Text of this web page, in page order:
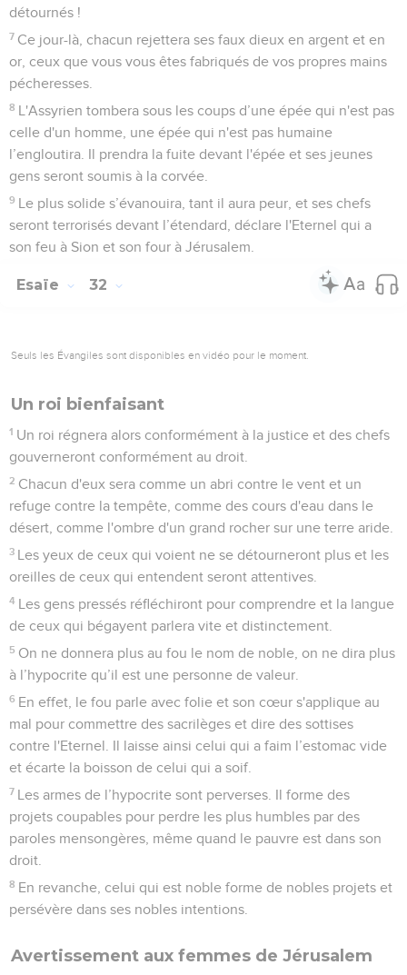
détournés !
7 Ce jour-là, chacun rejettera ses faux dieux en argent et en
or, ceux que vous vous êtes fabriqués de vos propres mains
pécheresses.
8 L'Assyrien tombera sous les coups d’une épée qui n'est pas
celle d'un homme, une épée qui n'est pas humaine
l’engloutira. Il prendra la fuite devant l'épée et ses jeunes
gens seront soumis à la corvée.
9 Le plus solide s’évanouira, tant il aura peur, et ses chefs
seront terrorisés devant l’étendard, déclare l'Eternel qui a
son feu à Sion et son four à Jérusalem.
Esaïe 32
Seuls les Évangiles sont disponibles en vidéo pour le moment.
Un roi bienfaisant
1 Un roi régnera alors conformément à la justice et des chefs
gouverneront conformément au droit.
2 Chacun d'eux sera comme un abri contre le vent et un
refuge contre la tempête, comme des cours d'eau dans le
désert, comme l'ombre d'un grand rocher sur une terre aride.
3 Les yeux de ceux qui voient ne se détourneront plus et les
oreilles de ceux qui entendent seront attentives.
4 Les gens pressés réfléchiront pour comprendre et la langue
de ceux qui bégayent parlera vite et distinctement.
5 On ne donnera plus au fou le nom de noble, on ne dira plus
à l’hypocrite qu’il est une personne de valeur.
6 En effet, le fou parle avec folie et son cœur s'applique au
mal pour commettre des sacrilèges et dire des sottises
contre l'Eternel. Il laisse ainsi celui qui a faim l’estomac vide
et écarte la boisson de celui qui a soif.
7 Les armes de l’hypocrite sont perverses. Il forme des
projets coupables pour perdre les plus humbles par des
paroles mensongères, même quand le pauvre est dans son
droit.
8 En revanche, celui qui est noble forme de nobles projets et
persévère dans ses nobles intentions.
Avertissement aux femmes de Jérusalem